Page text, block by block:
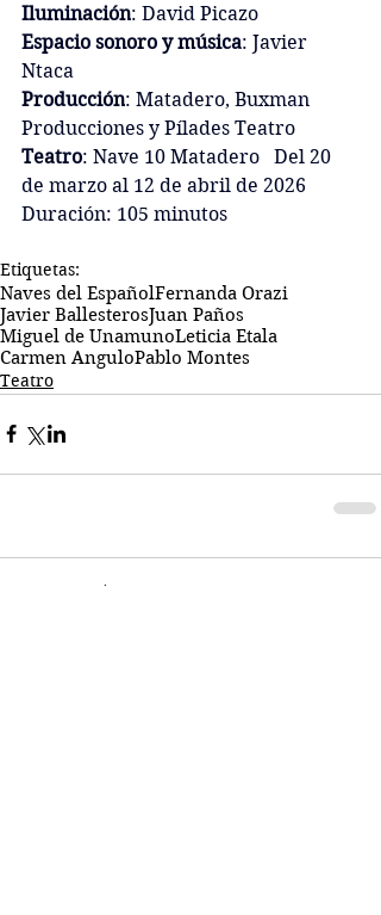
Iluminación: David Picazo
Espacio sonoro y música: Javier
Ntaca
Producción: Matadero, Buxman
Producciones y Pílades Teatro
Teatro: Nave 10 Matadero   Del 20
de marzo al 12 de abril de 2026
Duración: 105 minutos
Etiquetas:
Naves del EspañolFernanda Orazi
Javier BallesterosJuan Paños
Miguel de UnamunoLeticia Etala
Carmen AnguloPablo Montes
Teatro
Comentarios